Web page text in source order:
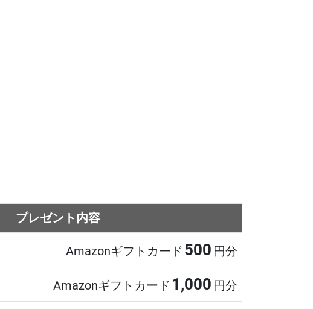
プレゼント内容
Amazonギフトカード 500 円分
Amazonギフトカード 1,000 円分